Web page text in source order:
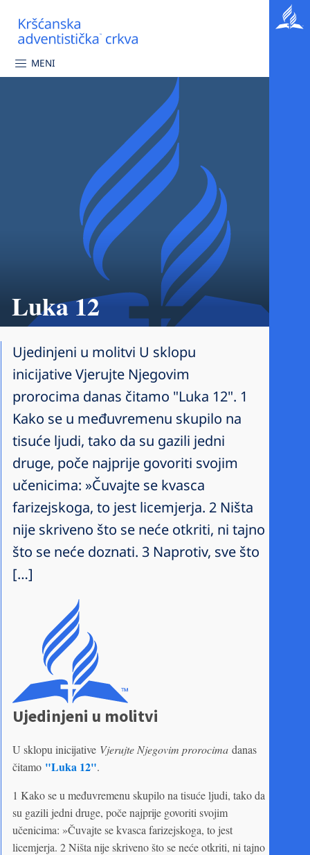
MENI
Luka 12
Ujedinjeni u molitvi U sklopu
inicijative Vjerujte Njegovim
prorocima danas čitamo "Luka 12". 1
Kako se u međuvremenu skupilo na
tisuće ljudi, tako da su gazili jedni
druge, poče najprije govoriti svojim
učenicima: »Čuvajte se kvasca
farizejskoga, to jest licemjerja. 2 Ništa
nije skriveno što se neće otkriti, ni tajno
što se neće doznati. 3 Naprotiv, sve što
[…]
Ujedinjeni u molitvi
U sklopu inicijative Vjerujte Njegovim prorocima danas
čitamo "Luka 12".
1 Kako se u međuvremenu skupilo na tisuće ljudi, tako da
su gazili jedni druge, poče najprije govoriti svojim
učenicima: »Čuvajte se kvasca farizejskoga, to jest
licemjerja. 2 Ništa nije skriveno što se neće otkriti, ni tajno